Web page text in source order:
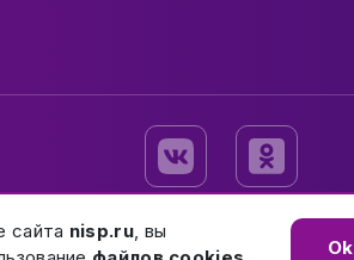
сайта nisp.ru, вы
Ok